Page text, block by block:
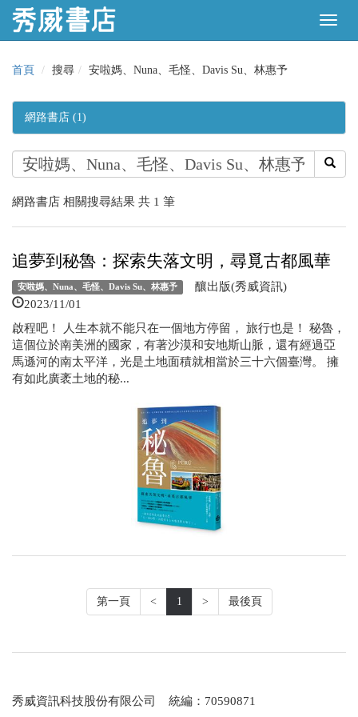
首頁 搜尋 安啦媽、Nuna、毛怪、Davis Su、林惠予
網路書店 (1)
網路書店 相關搜尋結果 共 1 筆
追夢到秘魯：探索失落文明，尋覓古都風華
安啦媽、Nuna、毛怪、Davis Su、林惠予 釀出版(秀威資訊)
2023/11/01
啟程吧！ 人生本就不能只在一個地方停留， 旅行也是！ 秘魯，
這個位於南美洲的國家，有著沙漠和安地斯山脈，還有經過亞
馬遜河的南太平洋，光是土地面積就相當於三十六個臺灣。 擁
有如此廣袤土地的秘...
第一頁 < 1 > 最後頁
秀威資訊科技股份有限公司 統編：70590871